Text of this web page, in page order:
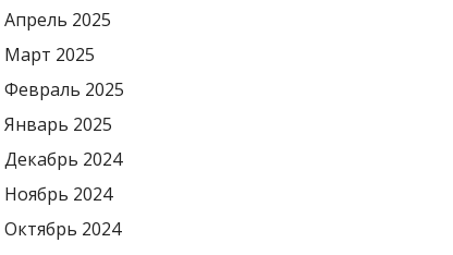
Апрель 2025
Март 2025
Февраль 2025
Январь 2025
Декабрь 2024
Ноябрь 2024
Октябрь 2024